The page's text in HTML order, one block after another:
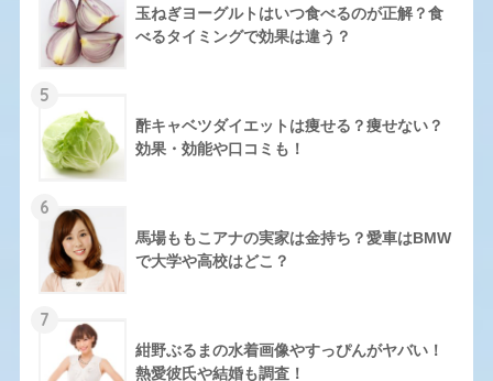
玉ねぎヨーグルトはいつ食べるのが正解？食
べるタイミングで効果は違う？
5
酢キャベツダイエットは痩せる？痩せない？
効果・効能や口コミも！
6
馬場ももこアナの実家は金持ち？愛車はBMW
で大学や高校はどこ？
7
紺野ぶるまの水着画像やすっぴんがヤバい！
熱愛彼氏や結婚も調査！